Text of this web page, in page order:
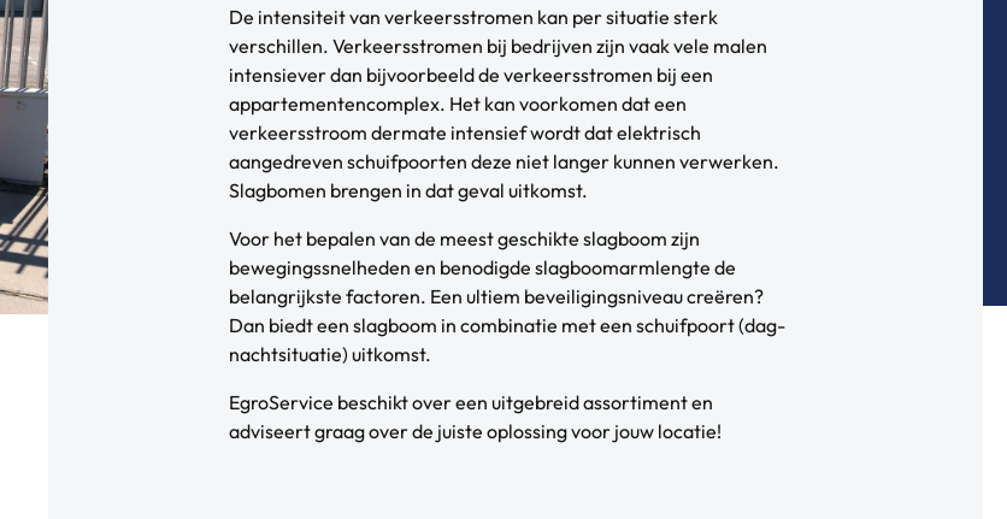
De intensiteit van verkeersstromen kan per situatie sterk
verschillen. Verkeersstromen bij bedrijven zijn vaak vele malen
intensiever dan bijvoorbeeld de verkeersstromen bij een
appartementencomplex. Het kan voorkomen dat een
verkeersstroom dermate intensief wordt dat elektrisch
aangedreven schuifpoorten deze niet langer kunnen verwerken.
Slagbomen brengen in dat geval uitkomst.
Voor het bepalen van de meest geschikte slagboom zijn
bewegingssnelheden en benodigde slagboomarmlengte de
belangrijkste factoren. Een ultiem beveiligingsniveau creëren?
Dan biedt een slagboom in combinatie met een schuifpoort (dag-
nachtsituatie) uitkomst.
EgroService beschikt over een uitgebreid assortiment en
adviseert graag over de juiste oplossing voor jouw locatie!